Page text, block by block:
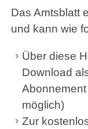
Eicher
Der Verband
Service
Das Amtsblatt
und kann wie
Über diese
Download
möglich)
Zur